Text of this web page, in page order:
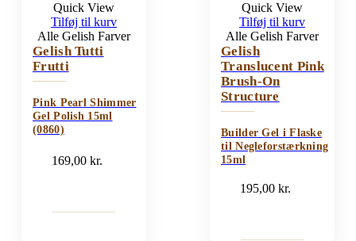
Quick View
Tilføj til kurv
Alle Gelish Farver
Gelish Tutti
Frutti
Pink Pearl Shimmer
Gel Polish 15ml
(0860)
169,00kr.
Quick View
Tilføj til kurv
Alle Gelish Farver
Gelish
Translucent Pink
Brush-On
Structure
Builder Gel i Flaske
til Negleforstærkning
15ml
195,00kr.